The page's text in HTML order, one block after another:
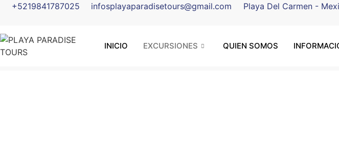
+5219841787025 infosplayaparadisetours@gmail.com Playa Del Carmen -
INICIO EXCURSIONES QUIEN SOMOS